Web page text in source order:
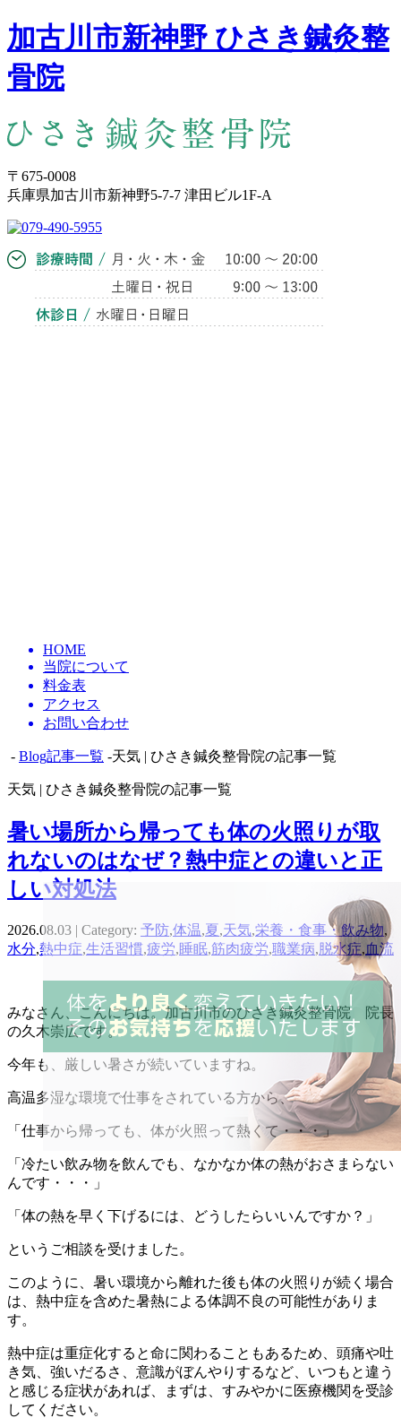
加古川市新神野 ひさき鍼灸整
骨院
〒675-0008
兵庫県加古川市新神野5-7-7 津田ビル1F-A
HOME
当院について
料金表
アクセス
お問い合わせ
- Blog記事一覧 -天気 | ひさき鍼灸整骨院の記事一覧
天気 | ひさき鍼灸整骨院の記事一覧
暑い場所から帰っても体の火照りが取
れないのはなぜ？熱中症との違いと正
しい対処法
2026.08.03 | Category: 予防,体温,夏,天気,栄養・食事・飲み物,
水分,熱中症,生活習慣,疲労,睡眠,筋肉疲労,職業病,脱水症,血流
みなさん、こんにちは。加古川市のひさき鍼灸整骨院 院長
の久木崇広です。
今年も、厳しい暑さが続いていますね。
高温多湿な環境で仕事をされている方から、
「仕事から帰っても、体が火照って熱くて・・・」
「冷たい飲み物を飲んでも、なかなか体の熱がおさまらない
んです・・・」
「体の熱を早く下げるには、どうしたらいいんですか？」
というご相談を受けました。
このように、暑い環境から離れた後も体の火照りが続く場合
は、熱中症を含めた暑熱による体調不良の可能性がありま
す。
熱中症は重症化すると命に関わることもあるため、頭痛や吐
き気、強いだるさ、意識がぼんやりするなど、いつもと違う
と感じる症状があれば、まずは、すみやかに医療機関を受診
してください。